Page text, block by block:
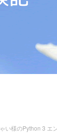
い様のPython 3 エ